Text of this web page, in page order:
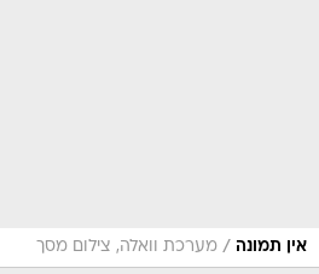
אין תמונה / מערכת וואלה, צילום מסך